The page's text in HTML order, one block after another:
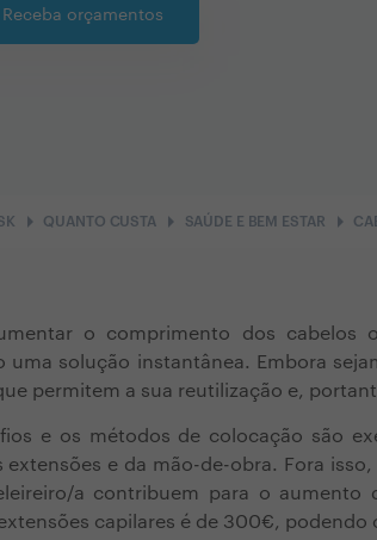
Receba orçamentos
arrow_right QUANTO CUSTA arrow_right SAÚDE E BEM ESTAR arrow_right
o comprimento dos cabelos
uma solução instantânea. Embora
permitem a sua reutilização e,
e os métodos de colocação são
extensões e da mão-de-obra. Fora
a contribuem para o
capilares é de 300€, podendo